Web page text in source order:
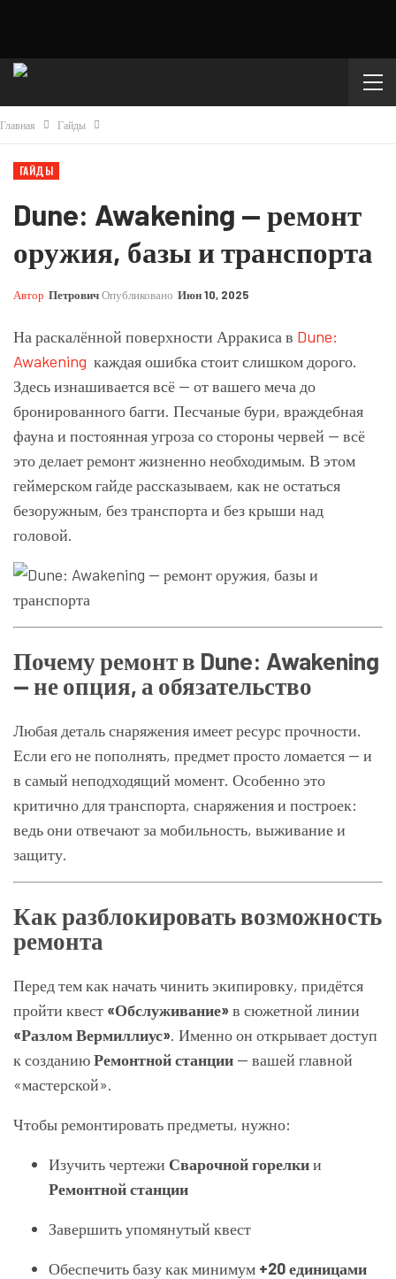
Главная Гайды
ГАЙДЫ
Dune: Awakening — ремонт
оружия, базы и транспорта
Автор ПетровичОпубликовано Июн 10, 2025
На раскалённой поверхности Арракиса в Dune:
Awakening каждая ошибка стоит слишком дорого.
Здесь изнашивается всё — от вашего меча до
бронированного багги. Песчаные бури, враждебная
фауна и постоянная угроза со стороны червей — всё
это делает ремонт жизненно необходимым. В этом
геймерском гайде рассказываем, как не остаться
безоружным, без транспорта и без крыши над
головой.
Почему ремонт в Dune: Awakening
— не опция, а обязательство
Любая деталь снаряжения имеет ресурс прочности.
Если его не пополнять, предмет просто ломается — и
в самый неподходящий момент. Особенно это
критично для транспорта, снаряжения и построек:
ведь они отвечают за мобильность, выживание и
защиту.
Как разблокировать возможность
ремонта
Перед тем как начать чинить экипировку, придётся
пройти квест «Обслуживание»в сюжетной линии
«Разлом Вермиллиус». Именно он открывает доступ
к созданиюРемонтной станции — вашей главной
«мастерской».
Чтобы ремонтировать предметы, нужно:
Изучить чертежи Сварочной горелкии
Ремонтной станции
Завершить упомянутый квест
Обеспечить базу как минимум +20 единицами